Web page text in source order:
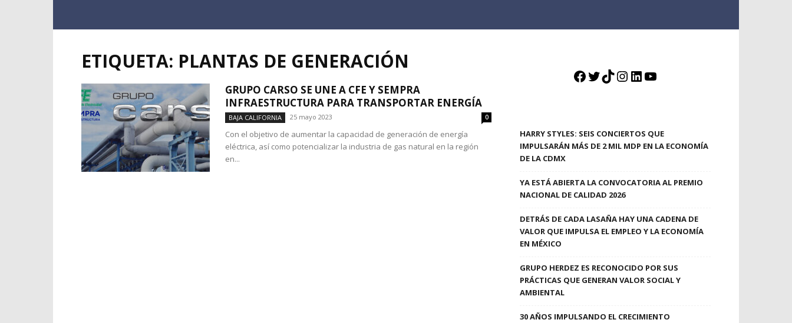
ETIQUETA: PLANTAS DE GENERACIÓN
GRUPO CARSO SE UNE A CFE Y SEMPRA
INFRAESTRUCTURA PARA TRANSPORTAR ENERGÍA
BAJA CALIFORNIA 25 mayo 2023 0
Con el objetivo de aumentar la capacidad de generación de energía
eléctrica, así como potencializar la industria de gas natural en la región
en...
Facebook
Twitter
TikTok
Instagram
LinkedIn
YouTube
HARRY STYLES: SEIS CONCIERTOS QUE
IMPULSARÁN MÁS DE 2 MIL MDP EN LA ECONOMÍA
DE LA CDMX
YA ESTÁ ABIERTA LA CONVOCATORIA AL PREMIO
NACIONAL DE CALIDAD 2026
DETRÁS DE CADA LASAÑA HAY UNA CADENA DE
VALOR QUE IMPULSA EL EMPLEO Y LA ECONOMÍA
EN MÉXICO
GRUPO HERDEZ ES RECONOCIDO POR SUS
PRÁCTICAS QUE GENERAN VALOR SOCIAL Y
AMBIENTAL
30 AÑOS IMPULSANDO EL CRECIMIENTO